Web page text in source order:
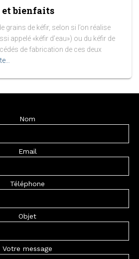
et bienfaits
grains de kéfir, selon si l’on réalise
appelé «kéfir d’eau») ou du kéfir de
de fabrication de ces deux
Nom
Email
Téléphone
Objet
Votre message